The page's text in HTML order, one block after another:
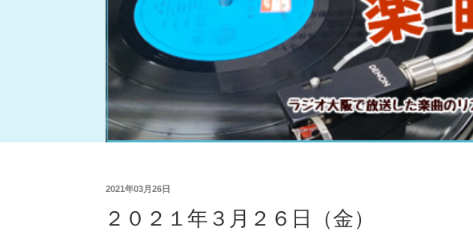
2021年03月26日
２０２１年３月２６日（金）